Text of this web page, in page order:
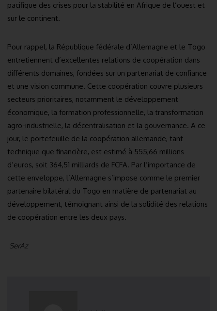
pacifique des crises pour la stabilité en Afrique de l’ouest et
sur le continent.
Pour rappel, la République fédérale d’Allemagne et le Togo
entretiennent d’excellentes relations de coopération dans
différents domaines, fondées sur un partenariat de confiance
et une vision commune. Cette coopération couvre plusieurs
secteurs prioritaires, notamment le développement
économique, la formation professionnelle, la transformation
agro-industrielle, la décentralisation et la gouvernance. A ce
jour, le portefeuille de la coopération allemande, tant
technique que financière, est estimé à 555,66 millions
d’euros, soit 364,51 milliards de FCFA. Par l’importance de
cette enveloppe, l’Allemagne s’impose comme le premier
partenaire bilatéral du Togo en matière de partenariat au
développement, témoignant ainsi de la solidité des relations
de coopération entre les deux pays.
SerAz